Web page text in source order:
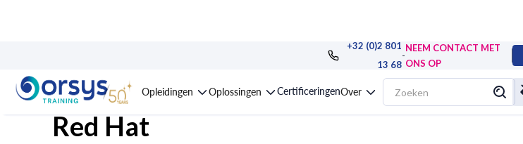
+32 (0)2 801
13 68
-
NEEM CONTACT MET
ONS OP
Opleidingen Oplossingen CertificeringenOver
Opleiding : Linux, netwerkdiensten met
Red Hat